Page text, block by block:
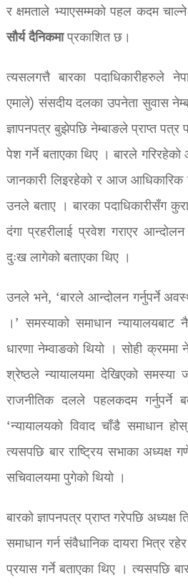
र क्षमताले भ्याएसम्मको पहल कदम
सौर्यदैनिकमाप्रकाशित छ।
त्यसलगत्तै बारका पदाधिकारीहरुले
एमाले) संसदीय दलका उपनेता सुवास
ज्ञापनपत्र बुझेपछि नेम्बाङले प्राप्त पत्र
पेश गर्ने बताएका थिए । बारले गरिरहेको
जानकारी लिइरहेको र आज आधिकारिक
उनले बताए । बारका पदाधिकारीसँग
दंगा प्रहरीलाई प्रवेश गराएर
दुःख लागेको बताएका थिए ।
उनले भने, ‘बारले आन्दोलन गर्नुपर्ने
।’ समस्याको समाधान
धारणा नेम्वाङको थियो । सोही क्रममा
श्रेष्ठले न्यायालयमा देखिएको समस्या
राजनीतिक दलले पहलकदम
‘न्यायालयको विवाद चाँडै समाधान
त्यसपछि बार राष्ट्रिय सभाका अध्यक्ष
सचिवालयमा पुगेको थियो ।
बारको ज्ञापनपत्र प्राप्त गरेपछि अध्यक्ष
समाधान गर्न संवैधानिक दायरा भित्र
प्रयास गर्ने बताएका थिए । त्यसपछि